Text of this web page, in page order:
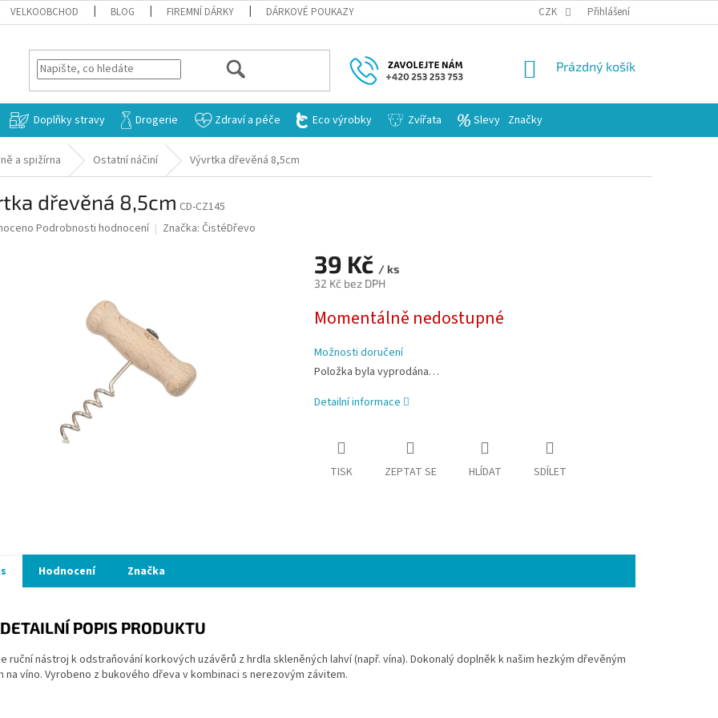
VELKOOBCHOD BLOG FIREMNÍ DÁRKY DÁRKOVÉ POUKAZY CZK Přihlášení
HLEDAT
NÁKUPNÍ
Prázdný košík
Doplňky stravy Drogerie Zdraví a péče Eco výrobky Zvířata Slevy Značky
a spižírna Ostatní náčiní Vývrtka dřevěná 8,5cm
dřevěná 8,5cm CD-CZ145
Podrobnosti hodnocení Značka: ČistéDřevo
39 Kč / ks
32 Kč bez DPH
cena:
Momentálně nedostupné
Možnosti doručení
Položka byla vyprodána…
Detailní informace
TISK ZEPTAT SE HLÍDAT SDÍLET
Hodnocení Značka
DETAILNÍ POPIS PRODUKTU
ruční nástroj k odstraňování korkových uzávěrů z hrdla skleněných lahví (např. vína). Dokonalý doplněk k našim hezkým dřevěným
na víno. Vyrobeno z bukového dřeva v kombinaci s nerezovým závitem.